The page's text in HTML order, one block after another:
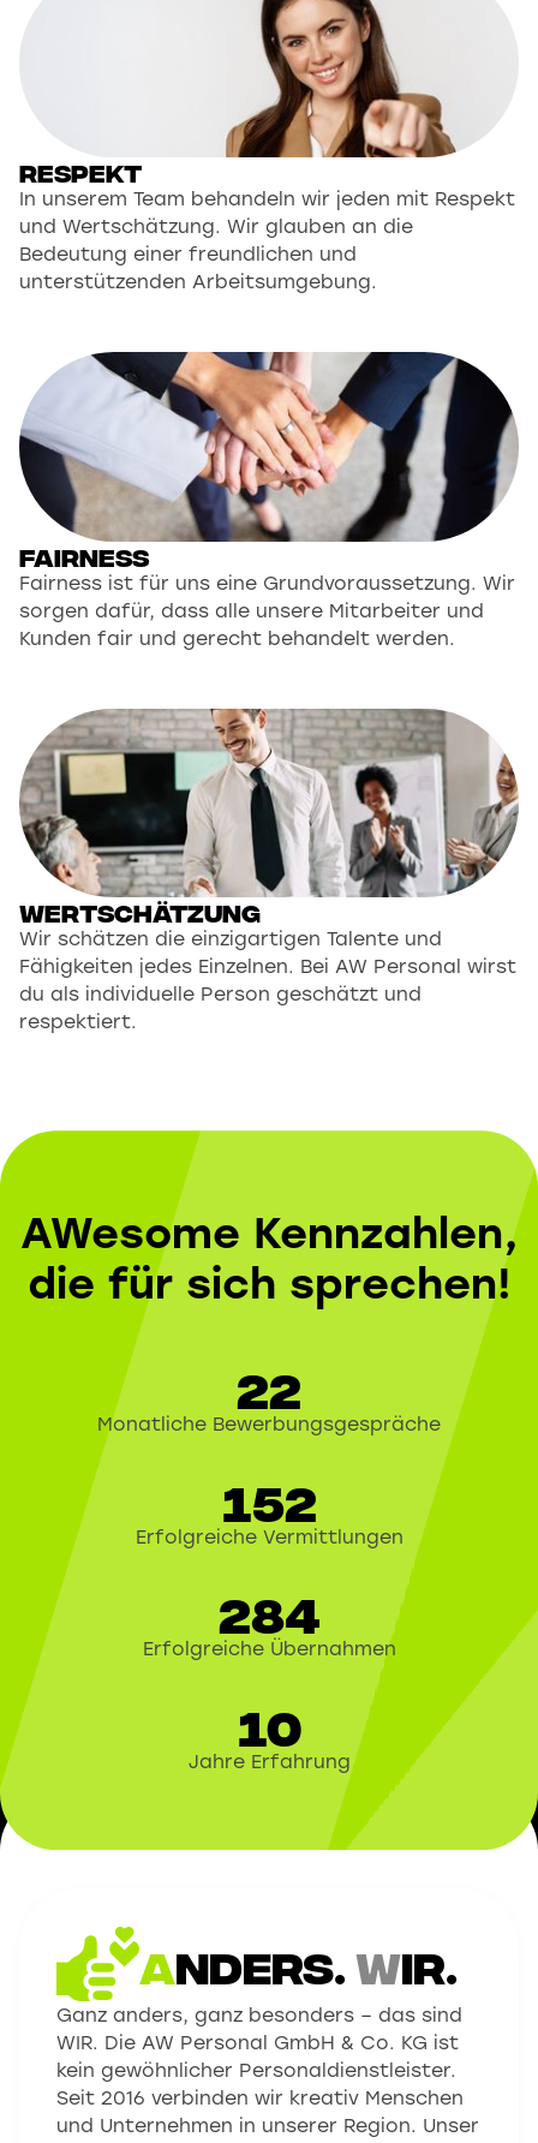
Respekt
In unserem Team behandeln wir jeden mit Respekt
und Wertschätzung. Wir glauben an die
Bedeutung einer freundlichen und
unterstützenden Arbeitsumgebung.
Fairness
Fairness ist für uns eine Grundvoraussetzung. Wir
sorgen dafür, dass alle unsere Mitarbeiter und
Kunden fair und gerecht behandelt werden.
Wertschätzung
Wir schätzen die einzigartigen Talente und
Fähigkeiten jedes Einzelnen. Bei AW Personal wirst
du als individuelle Person geschätzt und
respektiert.
AWesome Kennzahlen,
die für sich sprechen!
22
Monatliche Bewerbungsgespräche
152
Erfolgreiche Vermittlungen
284
Erfolgreiche Übernahmen
10
Jahre Erfahrung
Anders.Wir.
Ganz anders, ganz besonders – das sind
WIR. Die AW Personal GmbH & Co. KG ist
kein gewöhnlicher Personaldienstleister.
Seit 2016 verbinden wir kreativ Menschen
und Unternehmen in unserer Region. Unser